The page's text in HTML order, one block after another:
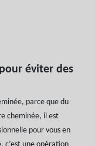
éviter des
parce que du
cheminée, il est
pour vous en